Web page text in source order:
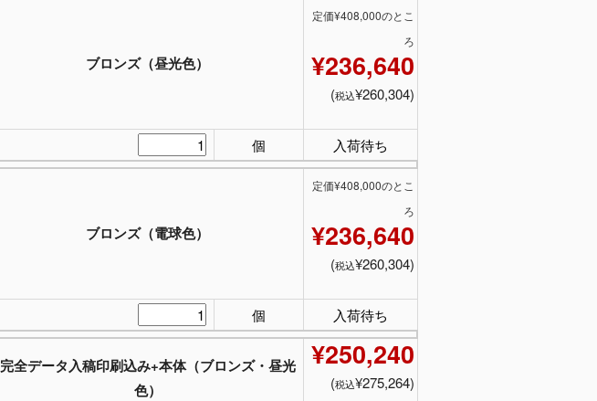
ブロンズ（昼光色）
定価¥408,000のとこ
ろ
¥236,640
(税込¥260,304)
個 入荷待ち
ブロンズ（電球色）
定価¥408,000のとこ
ろ
¥236,640
(税込¥260,304)
個 入荷待ち
完全データ入稿印刷込み+本体（ブロンズ・昼光
色）
¥250,240
(税込¥275,264)